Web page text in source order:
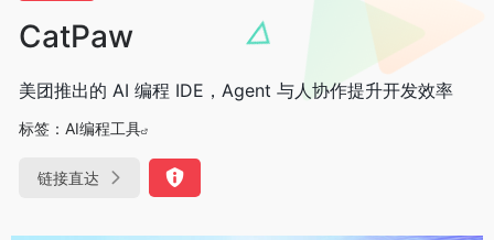
CatPaw
美团推出的 AI 编程 IDE，Agent 与人协作提升开发效率
标签： AI编程工具
链接直达